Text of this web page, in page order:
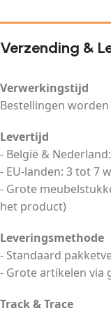
Verzending &
Verwerkingstijd
Bestellingen
Levertijd
- België &
- EU-landen: 3 tot 7
- Grote
het product)
Leveringsmethode
- Standaard
- Grote artikelen via
Track & Trace